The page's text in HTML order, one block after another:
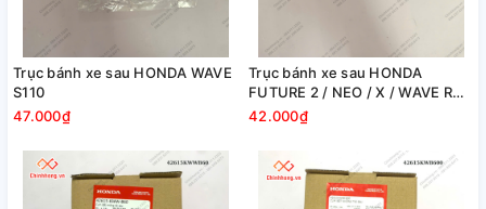
Trục bánh xe sau HONDA WAVE
S110
47.000₫
Trục bánh xe sau HONDA
FUTURE 2 / NEO / X / WAVE RS
100
42.000₫